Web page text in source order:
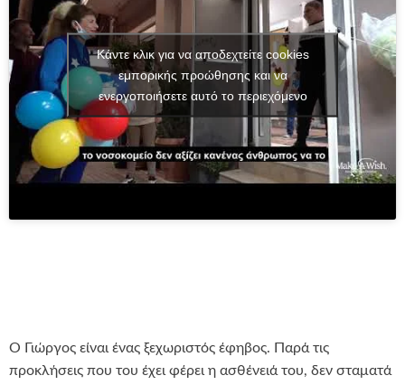
Κάντε κλικ για να αποδεχτείτε cookies
εμπορικής προώθησης και να
ενεργοποιήσετε αυτό το περιεχόμενο
Ο Γιώργος είναι ένας ξεχωριστός έφηβος. Παρά τις
προκλήσεις που του έχει φέρει η ασθένειά του, δεν σταματά